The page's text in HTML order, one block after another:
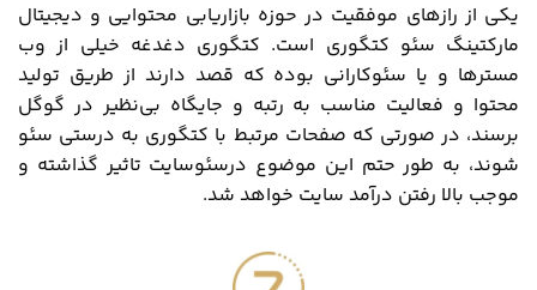
یکی از رازهای موفقیت در حوزه بازاریابی محتوایی و دیجیتال
مارکتینگ سئو کتگوری است. کتگوری دغدغه خیلی از وب
مسترها و یا سئوکارانی بوده که قصد دارند از طریق تولید
محتوا و فعالیت مناسب به رتبه و جایگاه بی‌نظیر در گوگل
برسند، در صورتی که صفحات مرتبط با کتگوری به درستی سئو
شوند، به طور حتم این موضوع درسئوسایت تاثیر گذاشته و
موجب بالا رفتن درآمد سایت خواهد شد.